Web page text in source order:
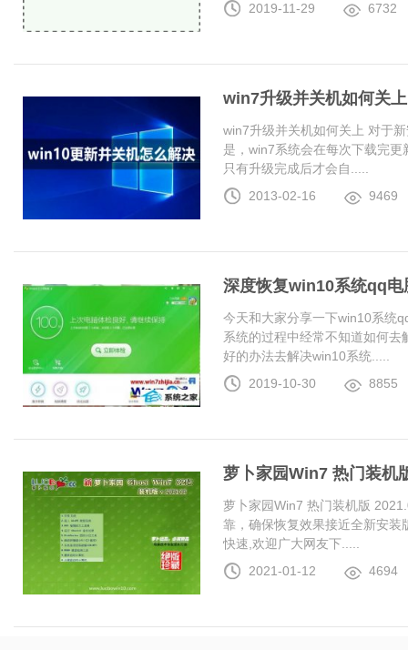
2019-11-29
6732
win7升级并关机如何关上
win7升级并关机如何关上 对于
是，win7系统会在每次下载完
只有升级完成后才会自.....
2013-02-16
9469
深度恢复win10系统qq
今天和大家分享一下win10系统
系统的过程中经常不知道如何
好的办法去解决win10系统.....
2019-10-30
8855
萝卜家园Win7 热门装机
萝卜家园Win7 热门装机版
靠，确保恢复效果接近全新安
快速,欢迎广大网友下.....
2021-01-12
4694